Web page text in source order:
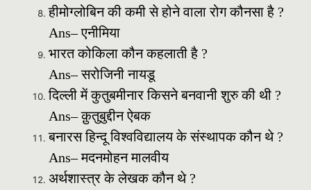
हीमोग्लोबिन की कमी से होने वाला रोग कौनसा है ?
Ans– एनीमिया
भारत कोकिला कौन कहलाती है ?
Ans– सरोजिनी नायडू
दिल्ली में कुतुबमीनार किसने बनवानी शुरु की थी ?
Ans– क़ुतुबुद्दीन ऐबक
बनारस हिन्दू विश्वविद्यालय के संस्थापक कौन थे ?
Ans– मदनमोहन मालवीय
अर्थशास्त्र के लेखक कौन थे ?